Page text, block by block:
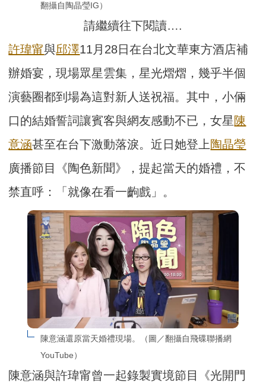
翻攝自陶晶瑩IG）
請繼續往下閱讀….
許瑋甯與邱澤11月28日在台北文華東方酒店補
辦婚宴，現場眾星雲集，星光熠熠，幾乎半個
演藝圈都到場為這對新人送祝福。其中，小倆
口的結婚誓詞讓賓客與網友感動不已，女星陳
意涵甚至在台下激動落淚。近日她登上陶晶瑩
廣播節目《陶色新聞》，提起當天的婚禮，不
禁直呼：「就像在看一齣戲」。
陳意涵還原當天婚禮現場。（圖／翻攝自飛碟聯播網
YouTube）
陳意涵與許瑋甯曾一起錄製實境節目《光開門